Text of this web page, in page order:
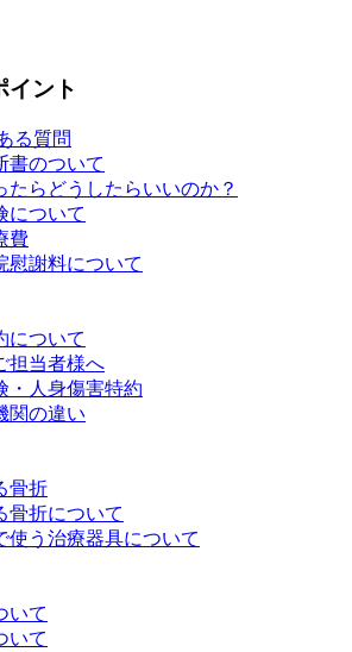
イント
る質問
書のついて
たらどうしたらいいのか？
について
費
慰謝料について
について
担当者様へ
・人身傷害特約
関の違い
骨折
骨折について
使う治療器具について
いて
いて